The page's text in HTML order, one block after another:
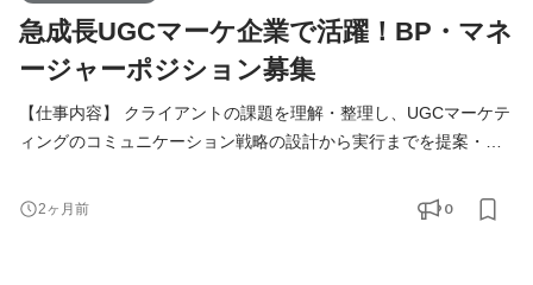
急成長UGCマーケ企業で活躍！BP・マネ
ージャーポジション募集
【仕事内容】 クライアントの課題を理解・整理し、UGCマーケテ
ィングのコミュニケーション戦略の設計から実行までを提案・進
き合いながら、案件のフロントを担当し、プロジェクト全体の品
2ヶ月前 0